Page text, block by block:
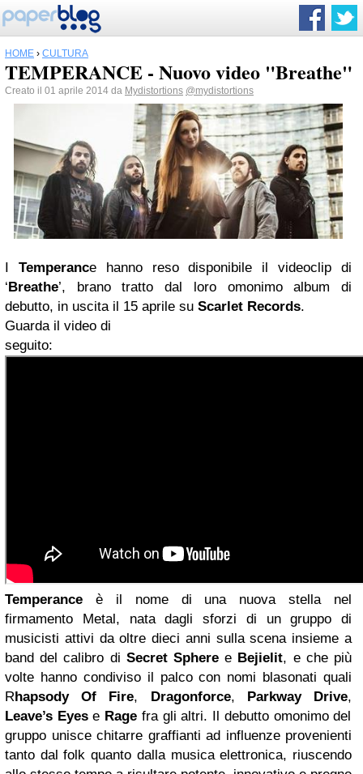
HOME › CULTURA
TEMPERANCE - Nuovo video "Breathe"
Creato il 01 aprile 2014 da Mydistortions @mydistortions
I Temperance hanno reso disponibile il videoclip di
‘Breathe’, brano tratto dal loro omonimo album di
debutto, in uscita il 15 aprile su Scarlet Records.
Guarda il video di
seguito:
Temperance è il nome di una nuova stella nel
firmamento Metal, nata dagli sforzi di un gruppo di
musicisti attivi da oltre dieci anni sulla scena insieme a
band del calibro di Secret Sphere e Bejielit, e che più
volte hanno condiviso il palco con nomi blasonati quali
Rhapsody Of Fire, Dragonforce, Parkway Drive,
Leave’s Eyese Rage fra gli altri. Il debutto omonimo del
gruppo unisce chitarre graffianti ad influenze provenienti
tanto dal folk quanto dalla musica elettronica, riuscendo